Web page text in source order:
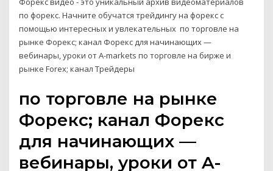
по форекс. Начните обучатся трейдингу на форекс с
помощью интересных и увлекательных по торговле на
рынке Форекс; канал Форекс для начинающих —
вебинары, уроки от A-markets по торговле на бирже и
рынке Forex; канал Трейдеры
по торговле на рынке
Форекс; канал Форекс
для начинающих —
вебинары, уроки от A-